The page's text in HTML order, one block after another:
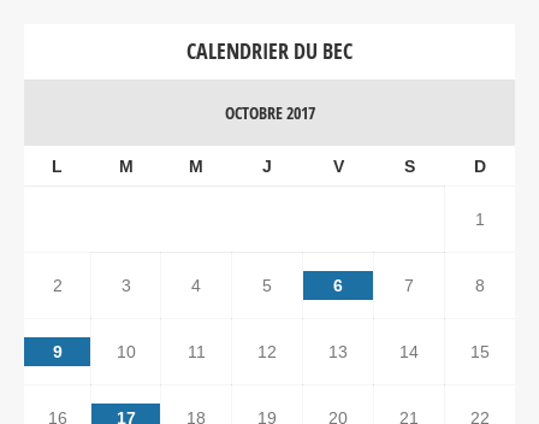
CALENDRIER DU BEC
OCTOBRE 2017
L M M J V S D
1
2 3 4 5 6 7 8
9 10 11 12 13 14 15
16 17 18 19 20 21 22